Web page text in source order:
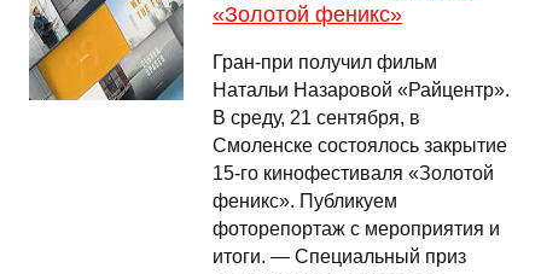
«Золотой феникс»
Гран-при получил фильм
Натальи Назаровой «Райцентр».
В среду, 21 сентября, в
Смоленске состоялось закрытие
15-го кинофестиваля «Золотой
феникс». Публикуем
фоторепортаж с мероприятия и
итоги. — Специальный приз